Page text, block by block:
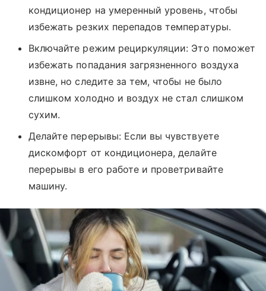
кондиционер на умеренный уровень, чтобы
избежать резких перепадов температуры.
Включайте режим рециркуляции: Это поможет
избежать попадания загрязненного воздуха
извне, но следите за тем, чтобы не было
слишком холодно и воздух не стал слишком
сухим.
Делайте перерывы: Если вы чувствуете
дискомфорт от кондиционера, делайте
перерывы в его работе и проветривайте
машину.